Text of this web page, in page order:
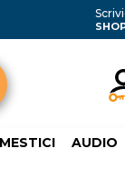
AUDIO